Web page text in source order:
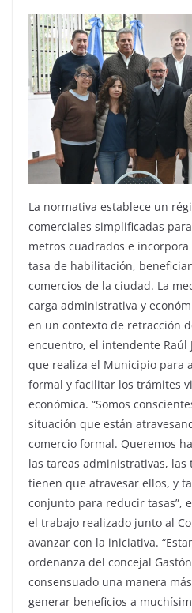
La normativa establece un
comerciales simplificadas
metros cuadrados e
tasa de habilitación,
comercios de la ciudad. La
carga administrativa y
en un contexto de retracción
encuentro, el intendente Raúl
que realiza el Municipio para
formal y facilitar los trámites
económica. “Somos
situación que están
comercio formal. Queremos
las tareas administrativas,
tienen que atravesar ellos, y
conjunto para reducir tasas”,
el trabajo realizado junto al
avanzar con la iniciativa.
ordenanza del concejal
consensuado una manera
generar beneficios a